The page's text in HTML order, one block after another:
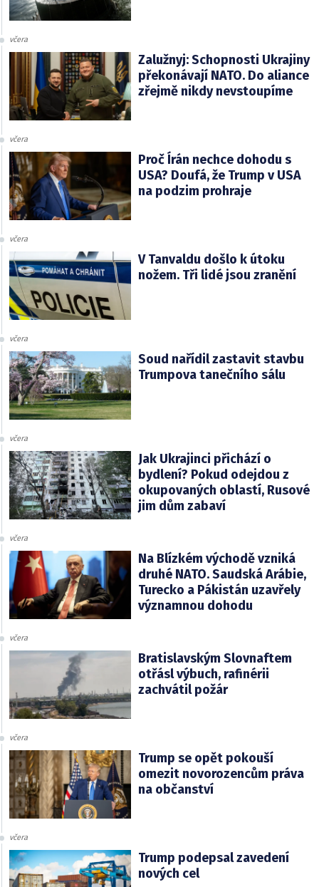
včera
Zalužnyj: Schopnosti Ukrajiny
překonávají NATO. Do aliance
zřejmě nikdy nevstoupíme
včera
Proč Írán nechce dohodu s
USA? Doufá, že Trump v USA
na podzim prohraje
včera
V Tanvaldu došlo k útoku
nožem. Tři lidé jsou zranění
včera
Soud nařídil zastavit stavbu
Trumpova tanečního sálu
včera
Jak Ukrajinci přichází o
bydlení? Pokud odejdou z
okupovaných oblastí, Rusové
jim dům zabaví
včera
Na Blízkém východě vzniká
druhé NATO. Saudská Arábie,
Turecko a Pákistán uzavřely
významnou dohodu
včera
Bratislavským Slovnaftem
otřásl výbuch, rafinérii
zachvátil požár
včera
Trump se opět pokouší
omezit novorozencům práva
na občanství
včera
Trump podepsal zavedení
nových cel